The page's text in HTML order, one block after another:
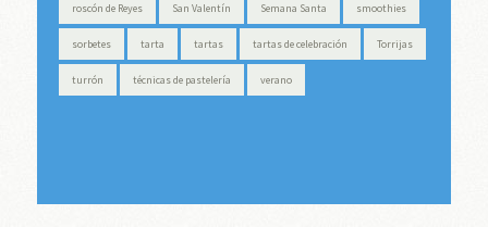
roscón de Reyes San Valentín Semana Santa smoothies
sorbetes tarta tartas tartas de celebración Torrijas
turrón técnicas de pastelería verano